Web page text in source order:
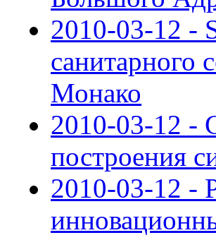
2010-03-12 -
санитарного
Монако
2010-03-12 -
построения
2010-03-12 -